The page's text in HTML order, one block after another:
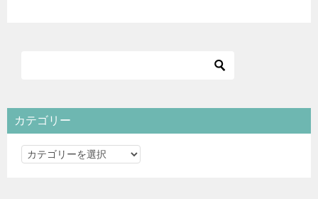
カテゴリー
カ